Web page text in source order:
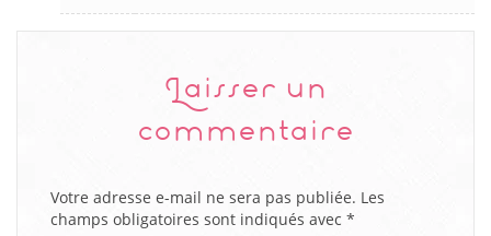
Laisser un
commentaire
Votre adresse e-mail ne sera pas publiée. Les
champs obligatoires sont indiqués avec *